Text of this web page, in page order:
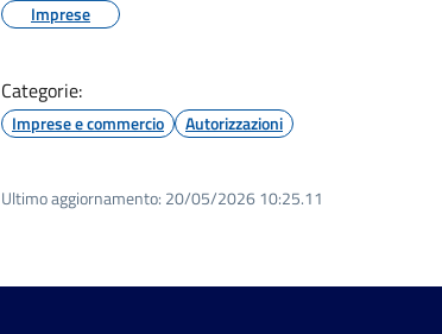
Imprese
Categorie:
Imprese e commercio Autorizzazioni
Ultimo aggiornamento: 20/05/2026 10:25.11